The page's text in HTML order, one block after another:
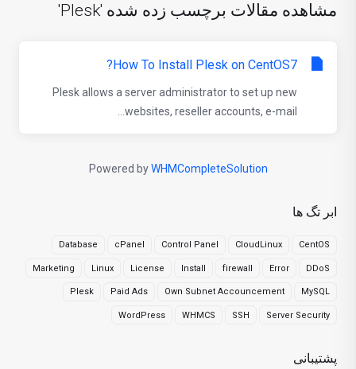
ابر تگ ها
CentOS
CloudLinux
Control Panel
cPanel
Database
DDoS
Error
firewall
Install
License
Linux
Marketing
MySQL
Own Subnet Accouncement
Paid Ads
Plesk
Server Security
SSH
WHMCS
WordPress
پشتیبانی
مشاهده مقالات برچسب زده شده 'Plesk'
How To Install Plesk on CentOS7?
Plesk allows a server administrator to set up new
websites, reseller accounts, e-mail...
Powered byWHMCompleteSolution